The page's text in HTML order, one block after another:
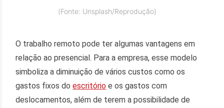
(Fonte: Unsplash/Reprodução)
O trabalho remoto pode ter algumas vantagens em
relação ao presencial. Para a empresa, esse modelo
simboliza a diminuição de vários custos como os
gastos fixos doescritório e os gastos com
deslocamentos, além de terem a possibilidade de